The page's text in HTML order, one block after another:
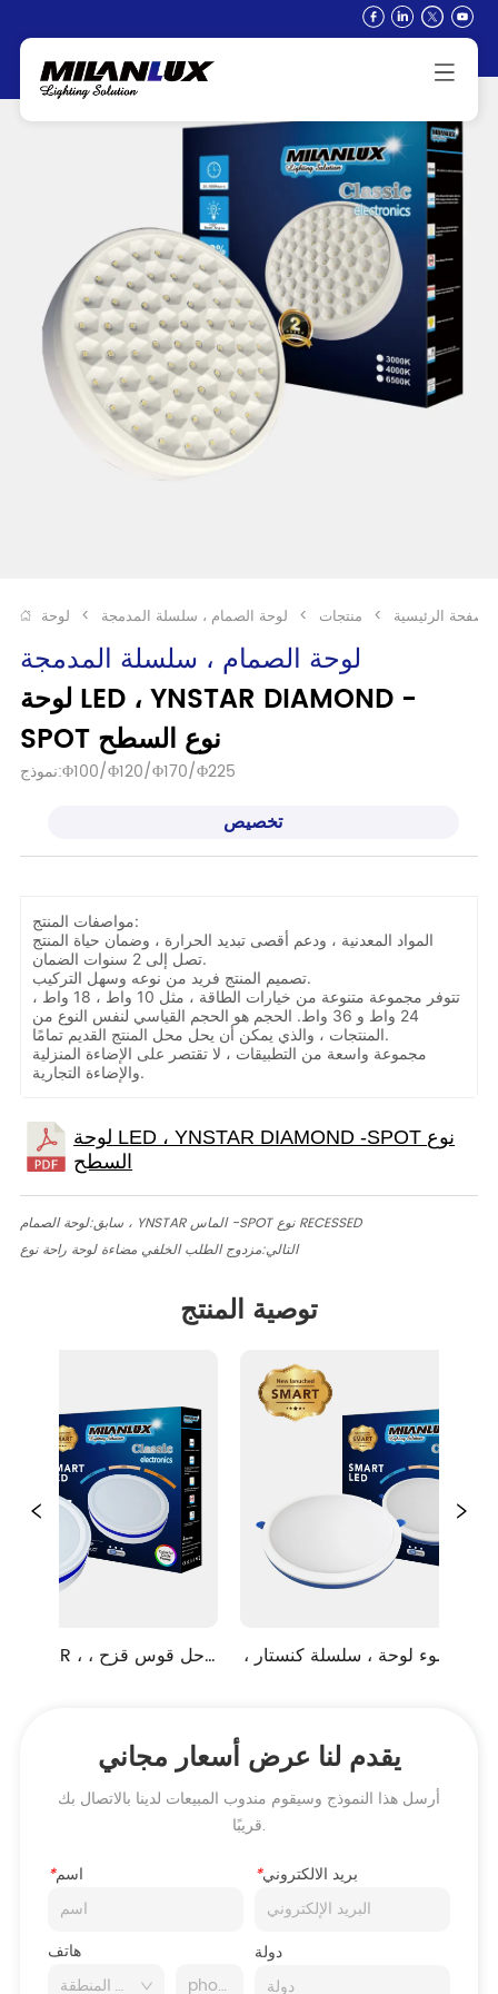
الصفحة الرئيسية > منتجات > لوحة الصمام ، سلسلة المدمجة >
لوحة الصمام ، سلسلة المدمجة
لوحة LED ، YNSTAR DIAMOND -
SPOT نوع السطح
نموذج:Φ100/Φ120/Φ170/Φ225
تخصيص
مواصفات المنتج:
المواد المعدنية ، ودعم أقصى تبديد الحرارة ، وضمان حياة المنتج
تصل إلى 2 سنوات الضمان.
تصميم المنتج فريد من نوعه وسهل التركيب.
تتوفر مجموعة متنوعة من خيارات الطاقة ، مثل 10 واط ، 18 واط ،
24 واط و 36 واط. الحجم هو الحجم القياسي لنفس النوع من
المنتجات ، والذي يمكن أن يحل محل المنتج القديم تمامًا.
مجموعة واسعة من التطبيقات ، لا تقتصر على الإضاءة المنزلية
والإضاءة التجارية.
سابق:
لوحة الصمام ، YNSTAR الماس -SPOT نوع RECESSED
التالي:مزدوج الطلب الخلفي مضاءة لوحة راحة نوع
توصية المنتج
الصمام ضوء لوحة ، سلسلة كنستار ،
يقدم لنا عرض أسعار مجاني
أرسل هذا النموذج وسيقوم مندوب المبيعات لدينا بالاتصال بك
قريبًا.
*اسم *بريد الالكتروني
هاتف دولة